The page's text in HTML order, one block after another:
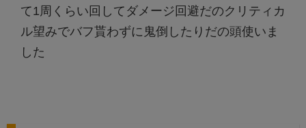
て1周くらい回してダメージ回避だのクリティカ
ル望みでバフ貰わずに鬼倒したりだの頭使いま
した